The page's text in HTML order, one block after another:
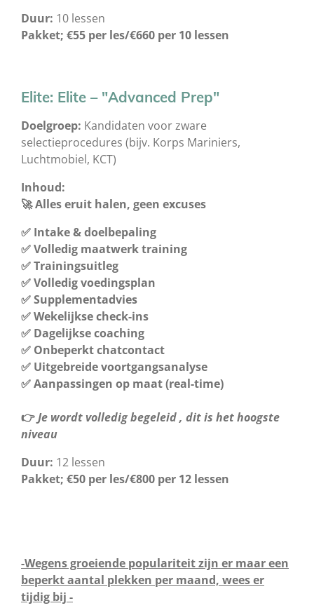
Duur: 10 lessen
Pakket; €55 per les/€660 per 10 lessen
Elite: Elite – "Advanced Prep"
Doelgroep: Kandidaten voor zware
selectieprocedures (bijv. Korps Mariniers,
Luchtmobiel, KCT)
Inhoud:
🚀 Alles eruit halen, geen excuses
✅ Intake & doelbepaling
✅ Volledig maatwerk training
✅ Trainingsuitleg
✅ Volledig voedingsplan
✅ Supplementadvies
✅ Wekelijkse check-ins
✅ Dagelijkse coaching
✅ Onbeperkt chatcontact
✅ Uitgebreide voortgangsanalyse
✅ Aanpassingen op maat (real-time)
👉Je wordt volledig begeleid , dit is het hoogste
niveau
Duur: 12 lessen
Pakket; €50 per les/€800 per 12 lessen
-Wegens groeiende populariteit zijn er maar een
beperkt aantal plekken per maand, wees er
tijdig bij -